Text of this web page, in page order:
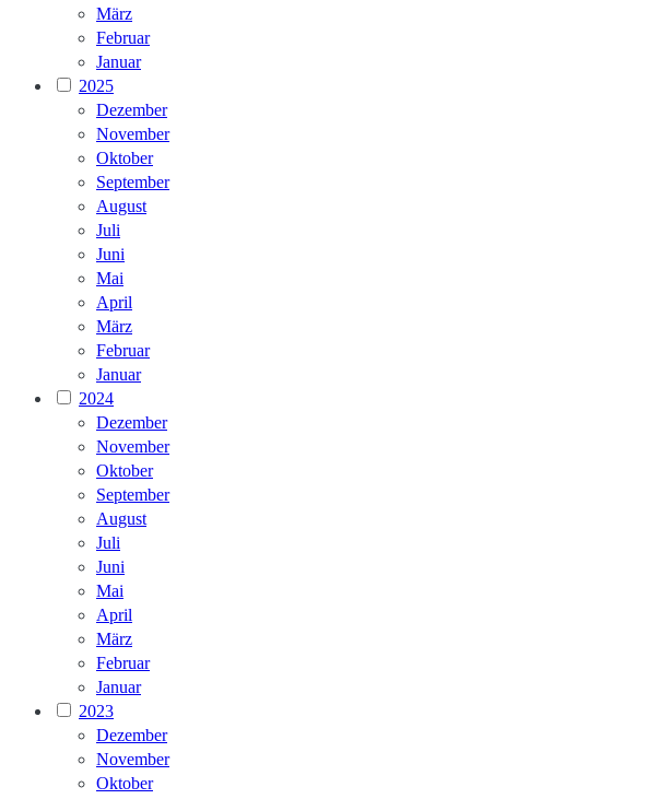
März
Februar
Januar
2025
Dezember
November
Oktober
September
August
Juli
Juni
Mai
April
März
Februar
Januar
2024
Dezember
November
Oktober
September
August
Juli
Juni
Mai
April
März
Februar
Januar
2023
Dezember
November
Oktober